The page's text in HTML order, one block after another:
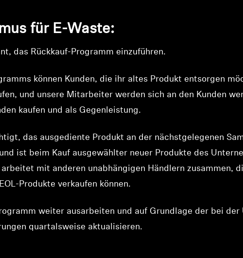
für E-Waste:
das Rückkauf-Programm einzuführen.
können Kunden, die ihr altes Produkt entsorgen
und unsere Mitarbeiter werden sich an den Kunden
kaufen und als Gegenleistung.
das ausgediente Produkt an der nächstgelegenen
ist beim Kauf ausgewählter neuer Produkte des
mit anderen unabhängigen Händlern zusammen,
Produkte verkaufen können.
weiter ausarbeiten und auf Grundlage der bei der
quartalsweise aktualisieren.